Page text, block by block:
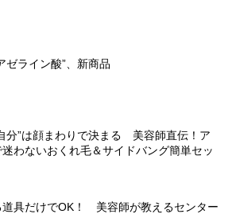
ゼライン酸”、新商品
分”は顔まわりで決まる 美容師直伝！ア
わないおくれ毛＆サイドバング簡単セッ
道具だけでOK！ 美容師が教えるセンター